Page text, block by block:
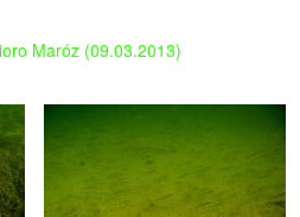
Maróz (09.03.2013)